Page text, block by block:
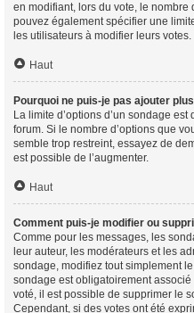
en modifiant, lors du vote, le nombre
pouvez également spécifier une
les utilisateurs à modifier leurs votes.
Haut
Pourquoi ne puis-je pas ajouter
La limite d’options d’un sondage
forum. Si le nombre d’options que
semble trop restreint, essayez de
est possible de l’augmenter.
Haut
Comment puis-je modifier ou
Comme pour les messages, les
leur auteur, les modérateurs et les
sondage, modifiez tout simplement
sondage est obligatoirement
voté, il est possible de supprimer le
Cependant, si des votes ont été